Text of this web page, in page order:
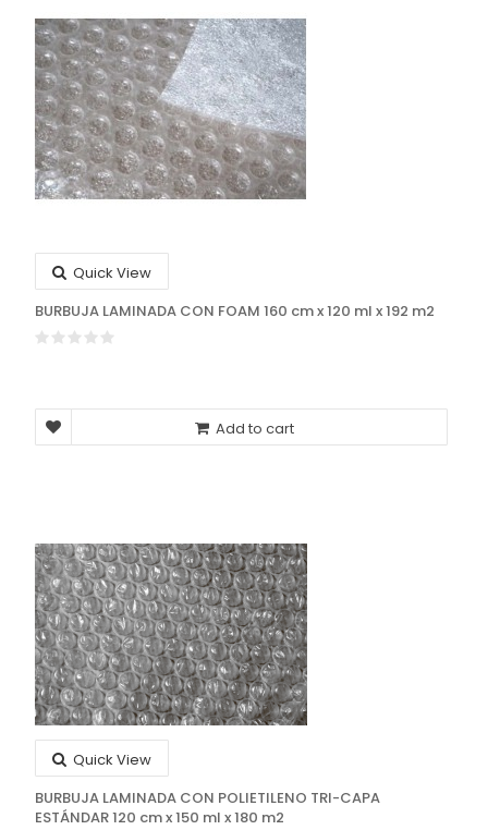
Quick View
BURBUJA LAMINADA CON FOAM 160 cm x 120 ml x 192 m2
Add to cart
Quick View
BURBUJA LAMINADA CON POLIETILENO TRI-CAPA
ESTÁNDAR 120 cm x 150 ml x 180 m2